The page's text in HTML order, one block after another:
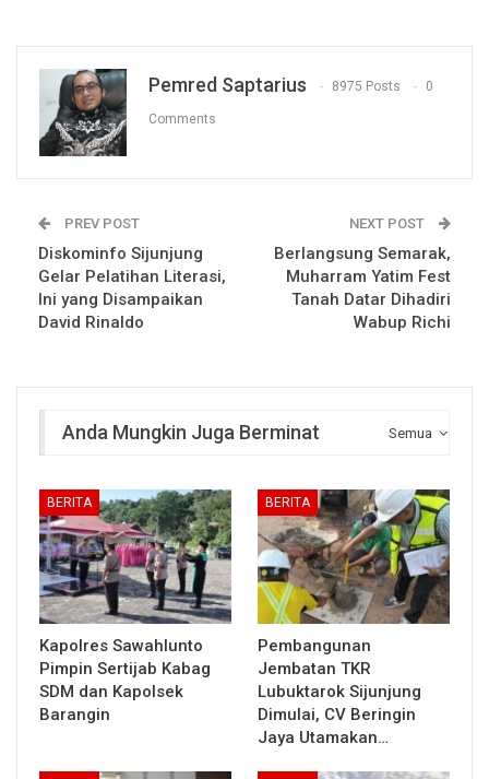
Pemred Saptarius 8975 Posts 0
Comments
PREV POST
Diskominfo Sijunjung
Gelar Pelatihan Literasi,
Ini yang Disampaikan
David Rinaldo
NEXT POST
Berlangsung Semarak,
Muharram Yatim Fest
Tanah Datar Dihadiri
Wabup Richi
Semua
Anda Mungkin Juga Berminat
BERITA
Kapolres Sawahlunto
Pimpin Sertijab Kabag
SDM dan Kapolsek
Barangin
BERITA
Pembangunan
Jembatan TKR
Lubuktarok Sijunjung
Dimulai, CV Beringin
Jaya Utamakan…